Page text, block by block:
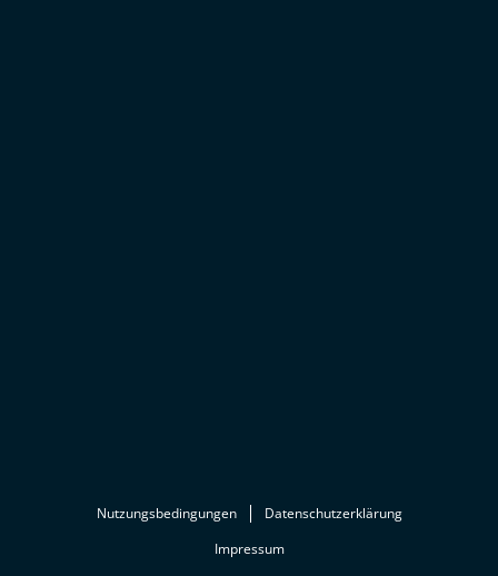
Nutzungsbedingungen
Datenschutzerklärung
Impressum